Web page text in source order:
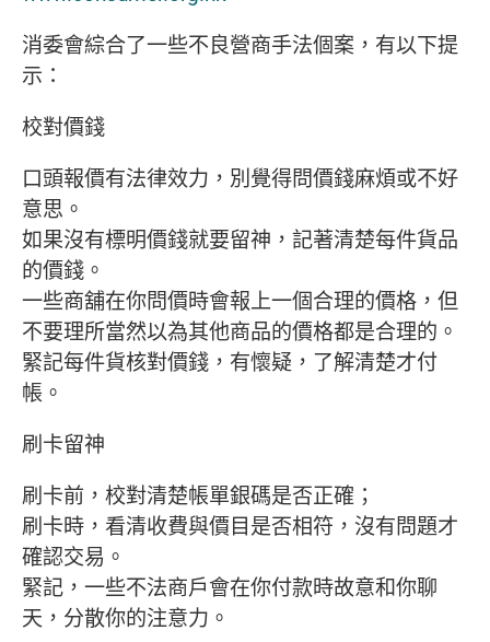
消委會綜合了一些不良營商手法個案，有以下提
示：
校對價錢
口頭報價有法律效力，別覺得問價錢麻煩或不好
意思。
如果沒有標明價錢就要留神，記著清楚每件貨品
的價錢。
一些商舖在你問價時會報上一個合理的價格，但
不要理所當然以為其他商品的價格都是合理­的。
緊記每件貨核對價錢，有懷疑，了解清楚才付
帳。
刷卡留神
刷卡前，校對清楚帳單銀碼是否正確；
刷卡時，看清收費與價目是否相符，沒有問題才
確認交易。
緊記，一些不法商戶會在你付款時故意和你聊
天，分散你的注意力。